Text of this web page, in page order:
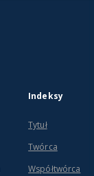
Indeksy
Tytuł
Twórca
Współtwórca